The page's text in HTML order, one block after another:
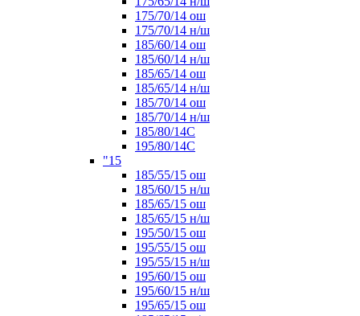
175/70/14 ош
175/70/14 н/ш
185/60/14 ош
185/60/14 н/ш
185/65/14 ош
185/65/14 н/ш
185/70/14 ош
185/70/14 н/ш
185/80/14С
195/80/14C
"15
185/55/15 ош
185/60/15 н/ш
185/65/15 ош
185/65/15 н/ш
195/50/15 ош
195/55/15 ош
195/55/15 н/ш
195/60/15 ош
195/60/15 н/ш
195/65/15 ош